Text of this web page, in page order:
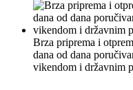
Brza priprema i
dana od dana
vikendom i državnim